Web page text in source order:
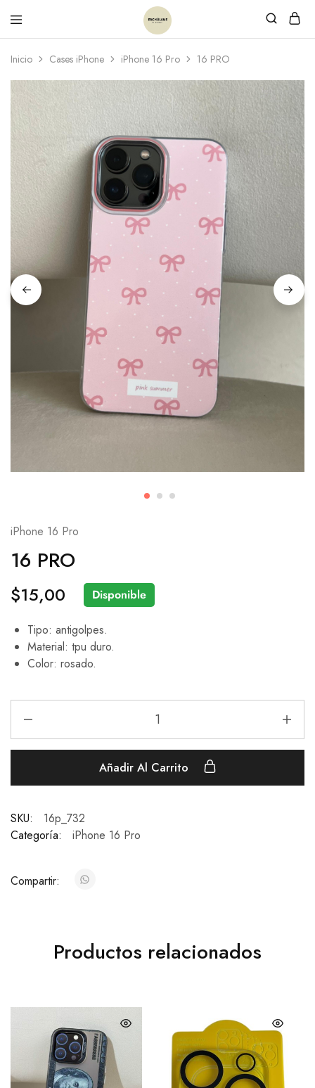
Inicio Cases iPhone iPhone 16 Pro 16 PRO
iPhone 16 Pro
16 PRO
$15,00 Disponible
Tipo: antigolpes.
Material: tpu duro.
Color: rosado.
Añadir Al Carrito
SKU:
16p_732
Categoría:
iPhone 16 Pro
Compartir:
Productos relacionados